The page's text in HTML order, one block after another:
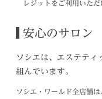
レジットをご利用いただ
安心のサロン
ソシエは、エステティ
組んでいます。
ソシエ・ワールド全店舗